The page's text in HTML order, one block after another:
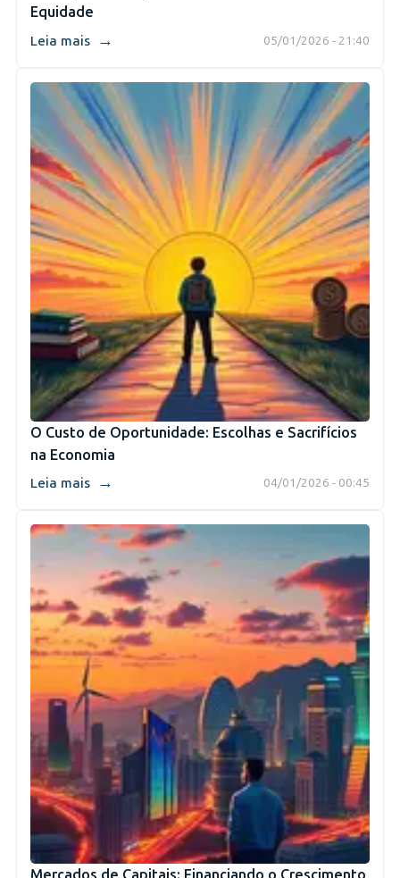
Equidade
05/01/2026 - 21:40
Leia mais →
O Custo de Oportunidade: Escolhas e Sacrifícios
na Economia
04/01/2026 - 00:45
Leia mais →